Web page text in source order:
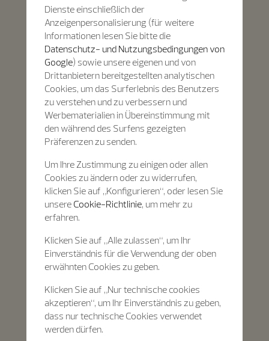
Dienste einschließlich der
Anzeigenpersonalisierung (für weitere
Informationen lesen Sie bitte die
Datenschutz- und Nutzungsbedingungen von
Google) sowie unsere eigenen und von
Drittanbietern bereitgestellten analytischen
Cookies, um das Surferlebnis des Benutzers
zu verstehen und zu verbessern und
Werbematerialien in Übereinstimmung mit
den während des Surfens gezeigten
Präferenzen zu senden.
Um Ihre Zustimmung zu einigen oder allen
Cookies zu ändern oder zu widerrufen,
klicken Sie auf „Konfigurieren“, oder lesen Sie
unsere Cookie-Richtlinie, um mehr zu
erfahren.
Klicken Sie auf „Alle zulassen“, um Ihr
Einverständnis für die Verwendung der oben
erwähnten Cookies zu geben.
Klicken Sie auf „Nur technische cookies
akzeptieren“, um Ihr Einverständnis zu geben,
dass nur technische Cookies verwendet
werden dürfen.